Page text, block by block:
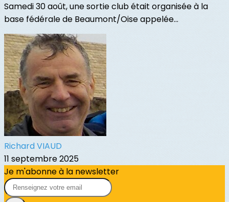
Samedi 30 août, une sortie club était organisée à la
base fédérale de Beaumont/Oise appelée...
Richard VIAUD
11 septembre 2025
Je m'abonne à la newsletter